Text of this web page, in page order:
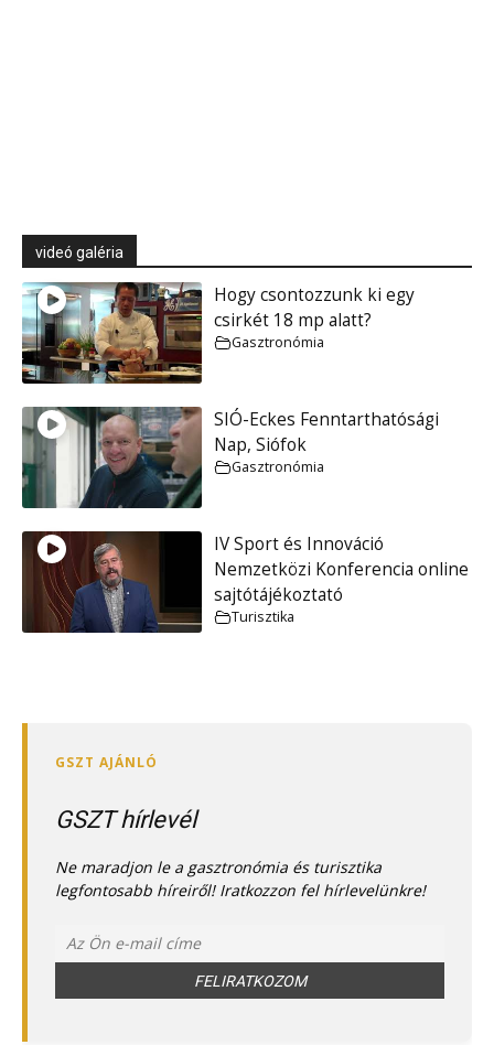
videó galéria
Hogy csontozzunk ki egy
csirkét 18 mp alatt?
Gasztronómia
SIÓ-Eckes Fenntarthatósági
Nap, Siófok
Gasztronómia
IV Sport és Innováció
Nemzetközi Konferencia online
sajtótájékoztató
Turisztika
GSZT hírlevél
Ne maradjon le a gasztronómia és turisztika
legfontosabb híreiről! Iratkozzon fel hírlevelünkre!